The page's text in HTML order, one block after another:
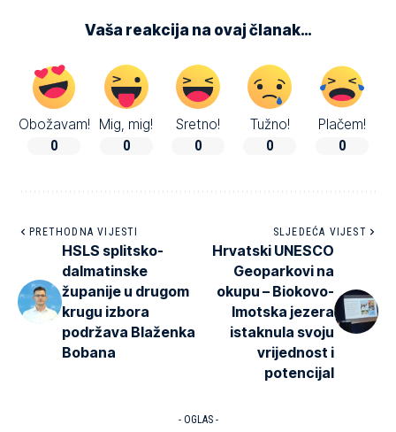
Vaša reakcija na ovaj članak…
Obožavam!
0
Mig, mig!
0
Sretno!
0
Tužno!
0
Plačem!
0
PRETHODNA VIJESTI
HSLS splitsko-
dalmatinske
županije u drugom
krugu izbora
podržava Blaženka
Bobana
SLJEDEĆA VIJEST
Hrvatski UNESCO
Geoparkovi na
okupu – Biokovo-
Imotska jezera
istaknula svoju
vrijednost i
potencijal
- OGLAS -